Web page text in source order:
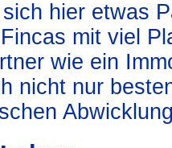
hier etwas
mit viel
wie ein
nicht nur